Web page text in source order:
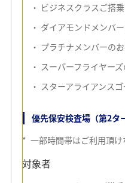
東南アジア方面等からの
関する質問表を提出して
パスポートと入国カード
税関
税関申告書を提出してくだ
税関申告書は申告する
ビジネスクラスご搭
ダイアモンドメンバ
プラチナメンバーの
スーパーフライヤー
スターアライアンス
優先保安検査場（第2タ
* 一部時間帯はご利用頂
対象者